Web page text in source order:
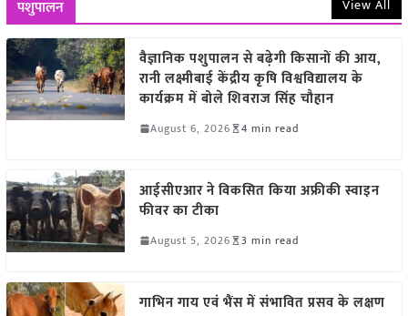
पशुपालन View All
वैज्ञानिक पशुपालन से बढ़ेगी किसानों की आय,
रानी लक्ष्मीबाई केंद्रीय कृषि विश्वविद्यालय के
कार्यक्रम में बोले शिवराज सिंह चौहान
August 6, 2026 4 min read
आईसीएआर ने विकसित किया अफ्रीकी स्वाइन
फीवर का टीका
August 5, 2026 3 min read
गाभिन गाय एवं भैंस में संभावित प्रसव के लक्षण